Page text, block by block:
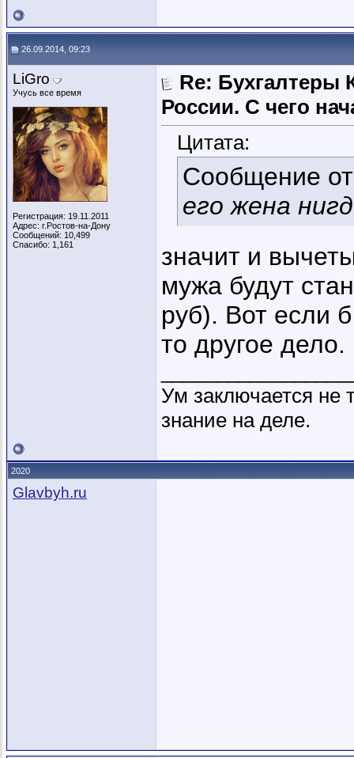
26.09.2014, 09:23
LiGro
Учусь все время
Регистрация: 19.11.2011
Адрес: г.Ростов-на-Дону
Сообщений: 10,499
Спасибо: 1,161
Re: Бухгалтеры
России. C чего
Цитата:
Сообщение
его жена
значит и
мужа будут
руб). Вот если
то другое дело.
Ум заключается не
знание на деле.
2020
Glavbyh.ru